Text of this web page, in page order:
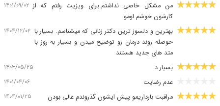
من مشکل خاصی نداشتم.برای ویزیت رفتم که از
کارشون خوشم اومو
۱۴۰۱/۰۹/۰۲
بهترین و دلسوز ترین دکتر زنانی که میشناسم. بسیار با
حوصله روند درمان رو توضیح میدن و بسیار به روز با
متد های جدید هستند
۱۴۰۴/۱۲/۰۲
بسیار د ۱۴۰۳/۰۵/۲۵
عدم رضایت ۱۴۰۱/۰۴/۰۶
مراقبت بارداریمو پیش ایشون گذروندم عالی بودن ۱۴۰۴/۰۱/۲۵